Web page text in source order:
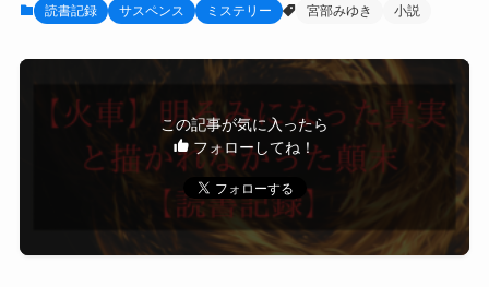
読書記録 サスペンス ミステリー 宮部みゆき 小説
この記事が気に入ったら
フォローしてね！